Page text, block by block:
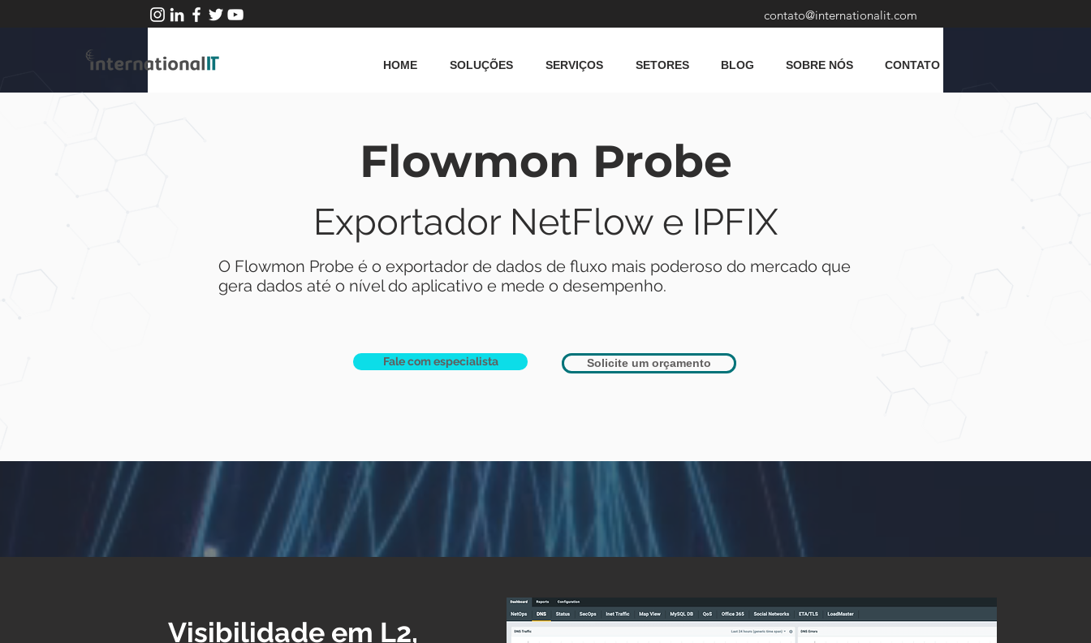
contato@internationalit.com
HOME SOLUÇÕES SERVIÇOS SETORES BLOG SOBRE NÓS CONTATO
Flowmon Probe
Exportador NetFlow e IPFIX
O Flowmon Probe é o exportador de dados de fluxo mais poderoso do mercado que
gera dados até o nível do aplicativo e mede o desempenho.
Solicite um orçamento
Fale com especialista
Visibilidade em L2,